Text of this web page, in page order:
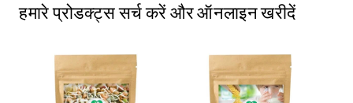
हमारे प्रोडक्ट्स सर्च करें और ऑनलाइन खरीदें